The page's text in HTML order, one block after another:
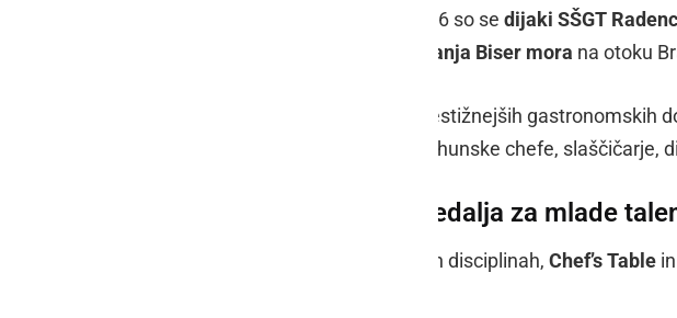
V tednu od 17. 3. 2026 do 21. 3. 2026 so se dijaki SŠGT
21. tekmovanja Biser mora na otoku
velja za enega od najprestižnejših gastronomskih
Sredozemlja, ki vsako leto privabi vrhunske chefe, slaščičarje,
Dve srebrni in ena zlata medalja za mlade
Radenski dijaki so se pomerili v dveh disciplinah, Chef’s Table in